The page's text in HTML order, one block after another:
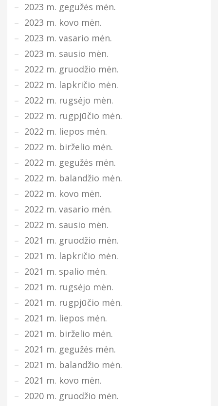
2023 m. gegužės mėn.
2023 m. kovo mėn.
2023 m. vasario mėn.
2023 m. sausio mėn.
2022 m. gruodžio mėn.
2022 m. lapkričio mėn.
2022 m. rugsėjo mėn.
2022 m. rugpjūčio mėn.
2022 m. liepos mėn.
2022 m. birželio mėn.
2022 m. gegužės mėn.
2022 m. balandžio mėn.
2022 m. kovo mėn.
2022 m. vasario mėn.
2022 m. sausio mėn.
2021 m. gruodžio mėn.
2021 m. lapkričio mėn.
2021 m. spalio mėn.
2021 m. rugsėjo mėn.
2021 m. rugpjūčio mėn.
2021 m. liepos mėn.
2021 m. birželio mėn.
2021 m. gegužės mėn.
2021 m. balandžio mėn.
2021 m. kovo mėn.
2020 m. gruodžio mėn.